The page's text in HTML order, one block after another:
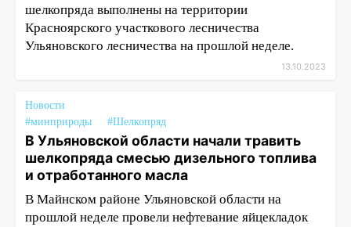
шелкопряда выполнены на территории
Красноярского участкового лесничества
Ульяновского лесничества на прошлой неделе.
13.10.2023
Новости
#минприроды
#Шелкопряд
В Ульяновской области начали травить
шелкопряда смесью дизельного топлива
и отработанного масла
В Майнском районе Ульяновской области на
прошлой неделе провели нефтевание яйцекладок